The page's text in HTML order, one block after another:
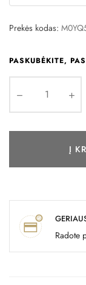
Prekės kodas:
PASKUBĖKITE,
Į
Radote